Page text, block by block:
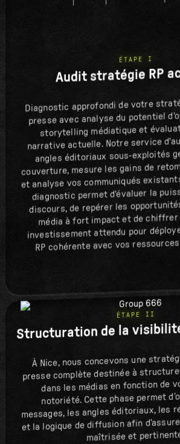
ÉTAPE I
Audit stratégie RP
Diagnostic approfondi de votre
presse avec analyse du potentiel
storytelling médiatique et
narrative actuelle. Notre service
angles éditoriaux sous-exploités
couverture, mesure les gains de
et analyse vos communiqués
diagnostic permet d'évaluer la
discours, de repérer les
média à fort impact et de
investissement attendu pour
RP cohérente avec vos
ÉTAPE II
Structuration de la
À Nice, nous concevons une
presse complète destinée à
dans les médias en fonction de
notoriété. Cette phase permet
messages, les angles éditoriaux, les
et la logique de diffusion afin
maîtrisée et